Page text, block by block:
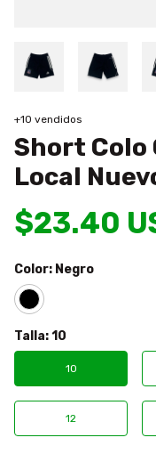
+10 vendidos
Short Colo
Local
$23.40
Color: Negro
Talla:10
10
12